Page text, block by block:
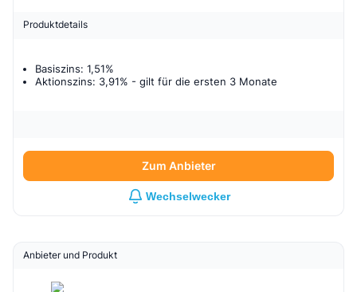
Produktdetails
Basiszins: 1,51%
Aktionszins: 3,91% - gilt für die ersten 3 Monate
Zum Anbieter
Wechselwecker
Anbieter und Produkt